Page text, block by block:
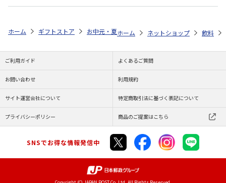
ホーム ギフトストア お中元・夏ギフト特集 2026 ゆうゆうギフト
ホーム ネットショップ 飲料
ご利用ガイド よくあるご質問
お問い合わせ 利用規約
サイト運営会社について 特定商取引法に基づく表記について
プライバシーポリシー 商品のご提案はこちら
SNSでお得な情報発信中